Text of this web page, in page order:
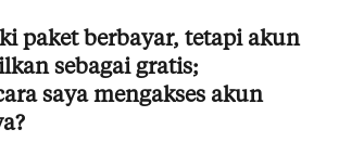
paket berbayar, tetapi akun
sebagai gratis;
saya mengakses akun